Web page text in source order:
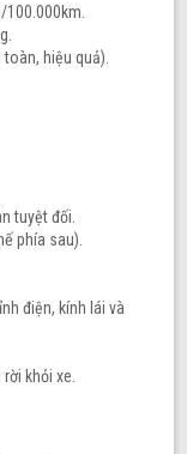
hiệu quả).
tuyệt đối.
phía sau).
điện, kính lái và
khỏi xe.